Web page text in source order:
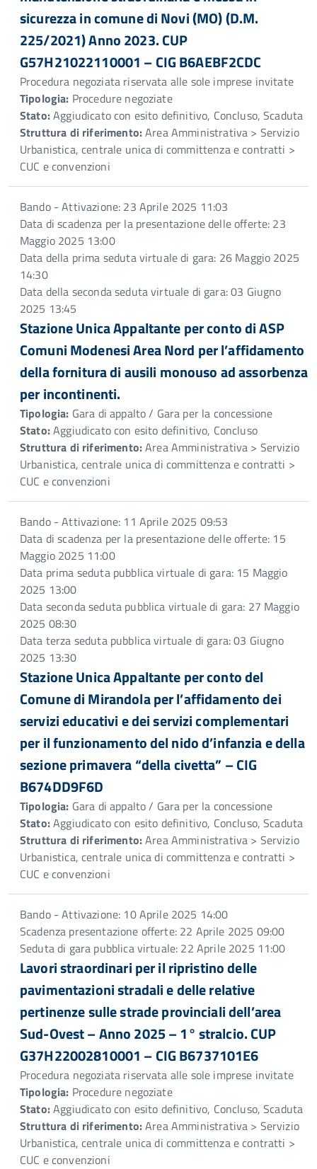
sicurezza in comune di Novi (MO) (D.M.
225/2021) Anno 2023. CUP
G57H21022110001 – CIG B6AEBF2CDC
Procedura negoziata riservata alle sole imprese invitate
Tipologia: Procedure negoziate
Stato:Aggiudicato con esito definitivo, Concluso, Scaduta
Struttura di riferimento:Area Amministrativa > Servizio
Urbanistica, centrale unica di committenza e contratti >
CUC e convenzioni
Bando - Attivazione: 23 Aprile 2025 11:03
Data di scadenza per la presentazione delle offerte: 23
Maggio 2025 13:00
Data della prima seduta virtuale di gara: 26 Maggio 2025
14:30
Data della seconda seduta virtuale di gara: 03 Giugno
2025 13:45
Stazione Unica Appaltante per conto di ASP
Comuni Modenesi Area Nord per l’affidamento
della fornitura di ausili monouso ad assorbenza
per incontinenti.
Tipologia: Gara di appalto / Gara per la concessione
Stato:Aggiudicato con esito definitivo, Concluso
Struttura di riferimento:Area Amministrativa > Servizio
Urbanistica, centrale unica di committenza e contratti >
CUC e convenzioni
Bando - Attivazione: 11 Aprile 2025 09:53
Data di scadenza per la presentazione delle offerte: 15
Maggio 2025 11:00
Data prima seduta pubblica virtuale di gara: 15 Maggio
2025 13:00
Data seconda seduta pubblica virtuale di gara: 27 Maggio
2025 08:30
Data terza seduta pubblica virtuale di gara: 03 Giugno
2025 13:30
Stazione Unica Appaltante per conto del
Comune di Mirandola per l’affidamento dei
servizi educativi e dei servizi complementari
per il funzionamento del nido d’infanzia e della
sezione primavera “della civetta” – CIG
B674DD9F6D
Tipologia: Gara di appalto / Gara per la concessione
Stato:Aggiudicato con esito definitivo, Concluso, Scaduta
Struttura di riferimento:Area Amministrativa > Servizio
Urbanistica, centrale unica di committenza e contratti >
CUC e convenzioni
Bando - Attivazione: 10 Aprile 2025 14:00
Scadenza presentazione offerte: 22 Aprile 2025 09:00
Seduta di gara pubblica virtuale: 22 Aprile 2025 11:00
Lavori straordinari per il ripristino delle
pavimentazioni stradali e delle relative
pertinenze sulle strade provinciali dell’area
Sud-Ovest – Anno 2025 – 1° stralcio. CUP
G37H22002810001 – CIG B6737101E6
Procedura negoziata riservata alle sole imprese invitate
Tipologia: Procedure negoziate
Stato:Aggiudicato con esito definitivo, Concluso, Scaduta
Struttura di riferimento:Area Amministrativa > Servizio
Urbanistica, centrale unica di committenza e contratti >
CUC e convenzioni